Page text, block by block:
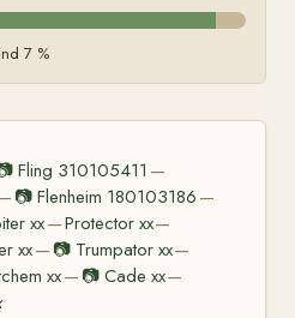
7 %
Fling 310105411 —
📷Flenheim 180103186 —
xx—Protector xx—
xx— 📷 Trumpator xx—
xx— 📷 Cade xx—